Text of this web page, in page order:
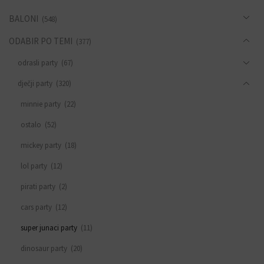
BALONI (548)
ODABIR PO TEMI (377)
odrasli party (67)
dječji party (320)
minnie party (22)
ostalo (52)
mickey party (18)
lol party (12)
pirati party (2)
cars party (12)
super junaci party (11)
dinosaur party (20)